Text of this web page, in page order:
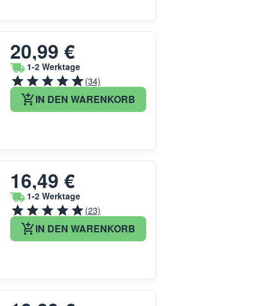
20,99 €
1-2 Werktage
(34)
IN DEN WARENKORB
16,49 €
1-2 Werktage
(23)
IN DEN WARENKORB